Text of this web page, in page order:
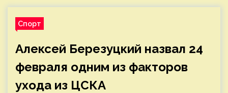
Спорт
Алексей Березуцкий назвал 24
февраля одним из факторов
ухода из ЦСКА